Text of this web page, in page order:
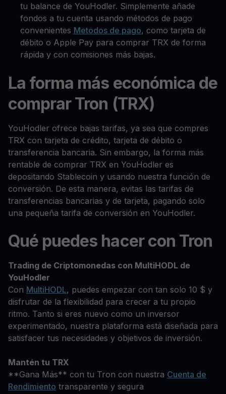
tu balance de YouHodler. Simplemente añade
fondos a tu cuenta usando métodos de pago
convenientes Metodos de pago, como tarjeta de
débito o Apple Pay para comprar TRX de forma
rápida y con comisiones más bajas.
La forma más económica de
comprar Tron (TRX)
YouHodler ofrece bajas tarifas, ya sea que compres
TRX con tarjeta de crédito, tarjeta de débito o
transferencia bancaria. Sin embargo, la forma más
rentable de comprar TRX en YouHodler es
depositando Stablecoin y usando nuestra función de
conversión. De esta manera, evitas las tarifas de
transferencias bancarias y de tarjeta, pagando solo
una pequeña tarifa de conversión en YouHodler.
Qué puedes hacer con Tron
Trading de Criptomonedas con MultiHODL de
YouHodler
Con MultiHODL, puedes empezar con tan solo 10 $ y
disfrutar de la flexibilidad para crecer a tu propio
ritmo. Tanto si eres nuevo como un inversor
experimentado, nuestra plataforma está diseñada para
satisfacer tus necesidades y objetivos de inversión.
Mantén tu TRX
**Gana Más** con tu Tron con nuestra Cuenta de
Rendimiento transparente y segura